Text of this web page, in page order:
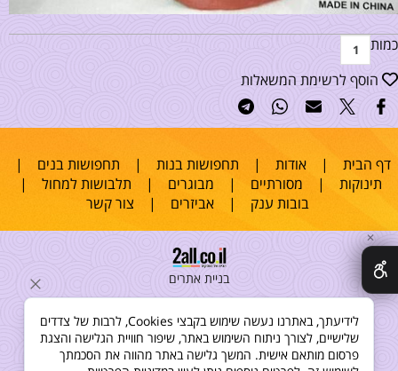
כמות
הוסף לרשימת המשאלות
דף הבית |אודות | תחפושות בנות | תחפושות בנים |
תינוקות | מסורתיים | מבוגרים | תלבושות למחול |
בובות ענק |אביזרים | צור קשר
בניית אתרים
✕
לידיעתך, באתרנו נעשה שימוש בקבצי Cookies, לרבות של צדדים
שלישיים, לצורך ניתוח השימוש באתר, שיפור חוויית הגלישה והצגת
פרסום מותאם אישית. המשך גלישה באתר מהווה את הסכמתך